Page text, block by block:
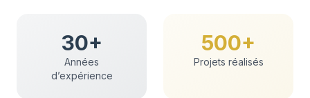
30+
Années
d’expérience
500+
Projets réalisés